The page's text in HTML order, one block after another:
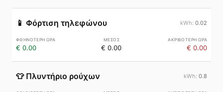
📱 Φόρτιση τηλεφώνου 0.02
€ 0.00 € 0.00 € 0.00
👕 Πλυντήριο ρούχων 0.8